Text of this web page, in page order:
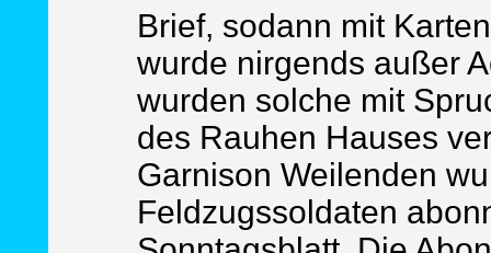
Brief, sodann mit
wurde nirgends außer
wurden solche mit
des Rauhen Hauses
Garnison Weilenden
Feldzugssoldaten